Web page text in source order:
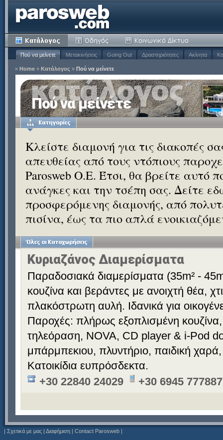
Πού να μείνετε Μετακινήσεις Going Out Δραστηριότητες Ακίνητα
» Home » Κατάλογος » Πού να μείνετε
Πού να μείνετε
Κλείστε διαμονή για τις διακοπές
απευθείας από τους ντόπιους
Parosweb Ο.Ε. Έτσι, θα βρείτε αυτό
ανάγκες και την τσέπη σας. Δείτε
προσφερόμενης διαμονής, από
πισίνα, έως τα πιο απλά
Κυριαζάνος Διαμερίσματα
Παραδοσιακά διαμερίσματα (35m² -
κουζίνα και βεράντες με ανοιχτή θέα,
πλακόστρωτη αυλή. Ιδανικά για
Παροχές: πλήρως εξοπλισμένη
τηλεόραση, NOVA, CD player & i-Pod
μπάρμπεκιου, πλυντήριο, παιδική
Κατοικίδια ευπρόσδεκτα.
+30 22840 24029
+30 6945 777887
| Σχετικά με μας | Διαφήμιση | Contact Parosweb |